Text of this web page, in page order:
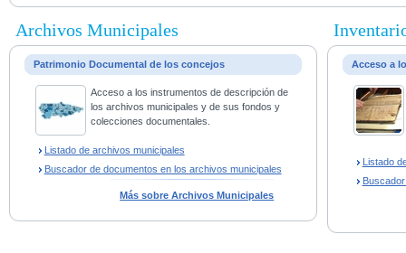
Archivos Municipales
Patrimonio Documental de los concejos
Acceso a los instrumentos de descripción de
los archivos municipales y de sus fondos y
colecciones documentales.
Listado de archivos municipales
Buscador de documentos en los archivos municipales
Más sobre Archivos Municipales
Acceso a
Listado